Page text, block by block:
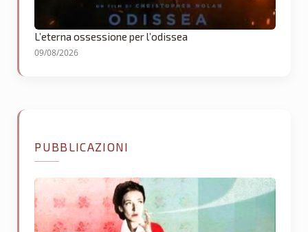
L’eterna ossessione per l’odissea
09/08/2026
PUBBLICAZIONI